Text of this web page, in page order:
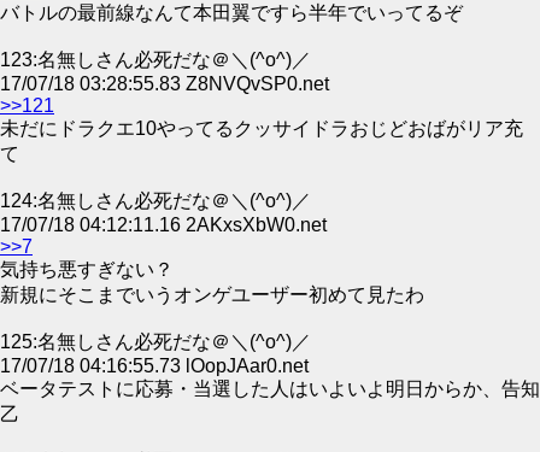
バトルの最前線なんて本田翼ですら半年でいってるぞ
123:名無しさん必死だな＠＼(^o^)／
17/07/18 03:28:55.83 Z8NVQvSP0.net
>>121
未だにドラクエ10やってるクッサイドラおじどおばがリア充
て
124:名無しさん必死だな＠＼(^o^)／
17/07/18 04:12:11.16 2AKxsXbW0.net
>>7
気持ち悪すぎない？
新規にそこまでいうオンゲユーザー初めて見たわ
125:名無しさん必死だな＠＼(^o^)／
17/07/18 04:16:55.73 lOopJAar0.net
ベータテストに応募・当選した人はいよいよ明日からか、告知
乙